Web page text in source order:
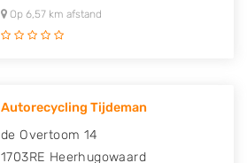
Op 6,57 km afstand
Autorecycling Tijdeman
de Overtoom 14
1703RE Heerhugowaard